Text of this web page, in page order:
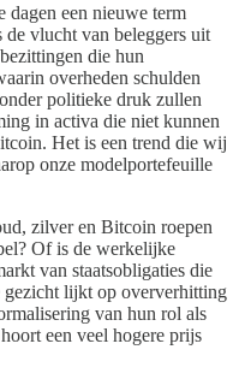
dagen een nieuwe term
de vlucht van beleggers uit
die hun
overheden schulden
politieke druk zullen
in activa die niet kunnen
Het is een trend die wij
onze modelportefeuille
zilver en Bitcoin roepen
Of is de werkelijke
van staatsobligaties die
gezicht lijkt op oververhitting
van hun rol als
een veel hogere prijs